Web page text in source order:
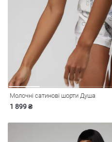
На
Молочні сатинові шорти Душа
1 899 ₴